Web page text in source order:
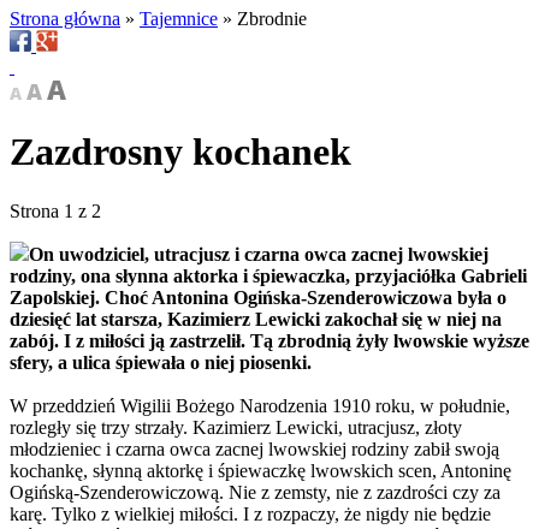
Strona główna » Tajemnice » Zbrodnie
Zazdrosny kochanek
Strona 1 z 2
On uwodziciel, utracjusz i czarna owca zacnej lwowskiej
rodziny, ona słynna aktorka i śpiewaczka, przyjaciółka Gabrieli
Zapolskiej. Choć Antonina Ogińska-Szenderowiczowa była o
dziesięć lat starsza, Kazimierz Lewicki zakochał się w niej na
zabój. I z miłości ją zastrzelił. Tą zbrodnią żyły lwowskie wyższe
sfery, a ulica śpiewała o niej piosenki.
W przeddzień Wigilii Bożego Narodzenia 1910 roku, w południe,
rozległy się trzy strzały. Kazimierz Lewicki, utracjusz, złoty
młodzieniec i czarna owca zacnej lwowskiej rodziny zabił swoją
kochankę, słynną aktorkę i śpiewaczkę lwowskich scen, Antoninę
Ogińską-Szenderowiczową. Nie z zemsty, nie z zazdrości czy za
karę. Tylko z wielkiej miłości. I z rozpaczy, że nigdy nie będzie